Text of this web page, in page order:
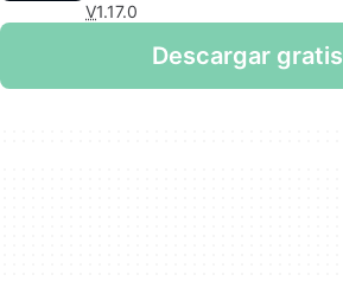
V1.17.0
Descargar gratis